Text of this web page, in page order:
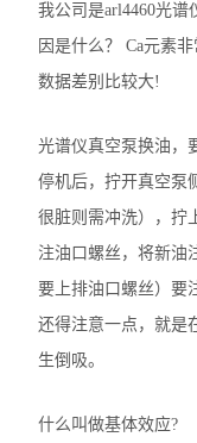
我公司是arl4460光谱
因是什么？ Ca元素
数据差别比较大!
光谱仪真空泵换油，
停机后，拧开真空泵
很脏则需冲洗），拧
注油口螺丝，将新油
要上排油口螺丝）要
还得注意一点，就是
生倒吸。
什么叫做基体效应?